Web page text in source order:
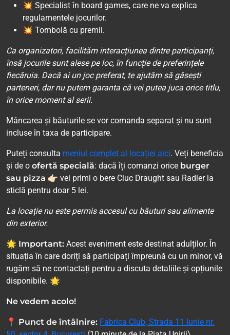
💥 Specialist în board games, care ne va explica
regulamentele jocurilor.
💥 Tombolă cu premii.
Ca organizatori, facilităm interacțiunea dintre participanți,
însă jocurile sunt alese pe loc, în funcție de preferințele
fiecăruia. Dacă ai un joc preferat, te ajutăm să găsești
parteneri, dar nu putem garanta că vei putea juca orice titlu,
în orice moment al serii.
Mâncarea și băuturile se vor comanda separat și nu sunt
incluse în taxa de participare.
Puteți consulta meniul complet al locației aici. Veți beneficia
și de o ofertă specială: dacă îți comanzi orice burger
sau pizza 👉🏻 vei primi o bere Ciuc Draught sau Radler la
sticlă pentru doar 5 lei.
La locație nu este permis accesul cu băuturi sau alimente
din exterior.
🌟 Important: Acest eveniment este destinat adulților. În
situația în care doriți să participați împreună cu un minor, vă
rugăm să ne contactați pentru a discuta detaliile și opțiunile
disponibile. 🌟
Ne vedem acolo!
📍 Punct de întâlnire: Fabrica Club, Strada 11 Iunie nr.